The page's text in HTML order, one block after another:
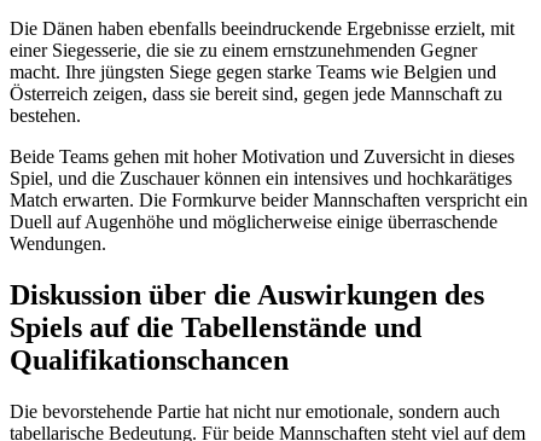
Die Dänen haben ebenfalls beeindruckende Ergebnisse erzielt, mit
einer Siegesserie, die sie zu einem ernstzunehmenden Gegner
macht. Ihre jüngsten Siege gegen starke Teams wie Belgien und
Österreich zeigen, dass sie bereit sind, gegen jede Mannschaft zu
bestehen.
Beide Teams gehen mit hoher Motivation und Zuversicht in dieses
Spiel, und die Zuschauer können ein intensives und hochkarätiges
Match erwarten. Die Formkurve beider Mannschaften verspricht ein
Duell auf Augenhöhe und möglicherweise einige überraschende
Wendungen.
Diskussion über die Auswirkungen des
Spiels auf die Tabellenstände und
Qualifikationschancen
Die bevorstehende Partie hat nicht nur emotionale, sondern auch
tabellarische Bedeutung. Für beide Mannschaften steht viel auf dem